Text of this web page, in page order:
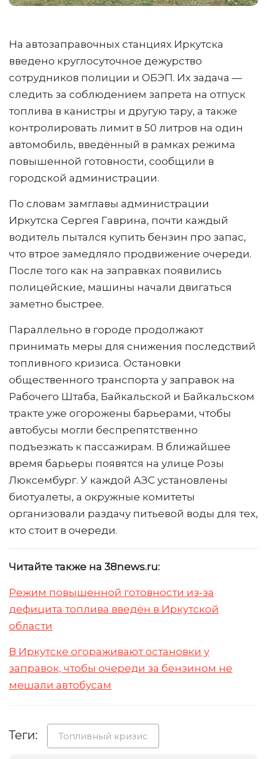
На автозаправочных станциях Иркутска
введено круглосуточное дежурство
сотрудников полиции и ОБЭП. Их задача —
следить за соблюдением запрета на отпуск
топлива в канистры и другую тару, а также
контролировать лимит в 50 литров на один
автомобиль, введённый в рамках режима
повышенной готовности, сообщили в
городской администрации.
По словам замглавы администрации
Иркутска Сергея Гаврина, почти каждый
водитель пытался купить бензин про запас,
что втрое замедляло продвижение очереди.
После того как на заправках появились
полицейские, машины начали двигаться
заметно быстрее.
Параллельно в городе продолжают
принимать меры для снижения последствий
топливного кризиса. Остановки
общественного транспорта у заправок на
Рабочего Штаба, Байкальской и Байкальском
тракте уже огорожены барьерами, чтобы
автобусы могли беспрепятственно
подъезжать к пассажирам. В ближайшее
время барьеры появятся на улице Розы
Люксембург. У каждой АЗС установлены
биотуалеты, а окружные комитеты
организовали раздачу питьевой воды для тех,
кто стоит в очереди.
Читайте также на 38news.ru:
Режим повышенной готовности из-за
дефицита топлива введён в Иркутской
области
В Иркутске огораживают остановки у
заправок, чтобы очереди за бензином не
мешали автобусам
Теги: Топливный кризис